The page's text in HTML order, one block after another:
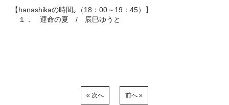
【hanashikaの時間｡（18：00～19：45）】
１． 運命の夏 / 辰巳ゆうと
« 次へ 前へ »